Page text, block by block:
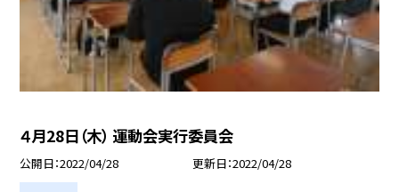
４月28日（木） 運動会実行委員会
公開日 2022/04/28 更新日 2022/04/28